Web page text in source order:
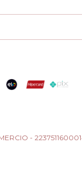
-